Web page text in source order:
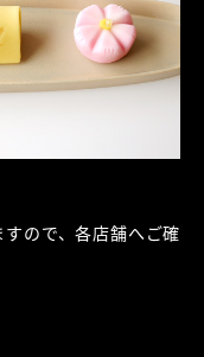
ので、各店舗へご確